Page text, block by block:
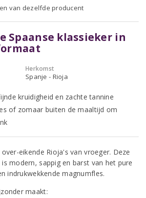
van dezelfde producent
Spaanse klassieker in
Herkomst
Spanje - Rioja
kruidigheid en zachte tannine
of zomaar buiten de maaltijd om
eikende Rioja's van vroeger. Deze
is modern, sappig en barst van het pure
indrukwekkende magnumfles.
maakt: